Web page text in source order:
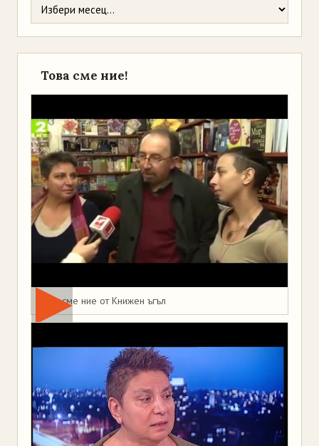
Това сме ние!
Това сме ние от Книжен ъгъл